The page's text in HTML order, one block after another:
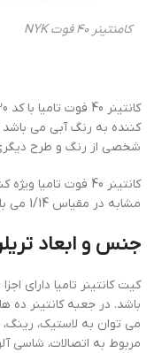
کامنتینر 40 فوت NYK
کننده به رنگ آبی می باشد
شخصی از رنگ و طرح دیگری
کانتینر 40 فوت
مشابه در مقیاس 1/14 می باشد.
جنس و ابعاد
کیت کانتینر تامیا دارای
باشد. در جعبه کانتینر
مربوط به اتصالات، شاسی